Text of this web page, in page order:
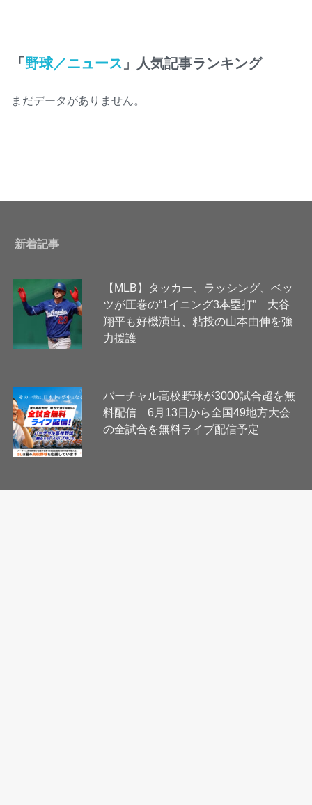
「 野球／ニュース 」人気記事ランキング
まだデータがありません。
新着記事
【MLB】タッカー、ラッシング、ベッ
ツが圧巻の“1イニング3本塁打” 大谷
翔平も好機演出、粘投の山本由伸を強
力援護
バーチャル高校野球が3000試合超を無
料配信 6月13日から全国49地方大会
の全試合を無料ライブ配信予定